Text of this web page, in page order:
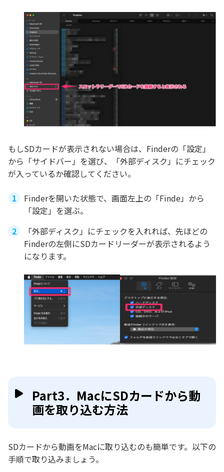
もしSDカードが表示されない場合は、Finderの「設定」
から「サイドバー」を選び、「外部ディスク」にチェック
が入っているか確認してください。
Finderを開いた状態で、画面左上の「Finde」から
「設定」を選ぶ。
「外部ディスク」にチェックを入れれば、先ほどの
Finderの左側にSDカードリーダーが表示されるよう
になります。
Part3．MacにSDカードから動
画を取り込む方法
SDカードから動画をMacに取り込むのも簡単です。以下の
手順で取り込みましょう。